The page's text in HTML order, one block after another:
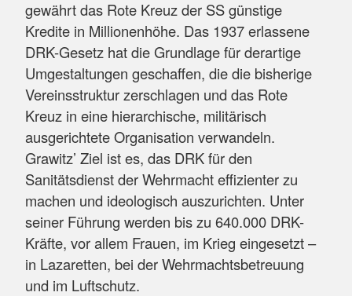
gewährt das Rote Kreuz der SS günstige
Kredite in Millionenhöhe. Das 1937 erlassene
DRK-Gesetz hat die Grundlage für derartige
Umgestaltungen geschaffen, die die bisherige
Vereinsstruktur zerschlagen und das Rote
Kreuz in eine hierarchische, militärisch
ausgerichtete Organisation verwandeln.
Grawitz’ Ziel ist es, das DRK für den
Sanitätsdienst der Wehrmacht effizienter zu
machen und ideologisch auszurichten. Unter
seiner Führung werden bis zu 640.000 DRK-
Kräfte, vor allem Frauen, im Krieg eingesetzt –
in Lazaretten, bei der Wehrmachtsbetreuung
und im Luftschutz.